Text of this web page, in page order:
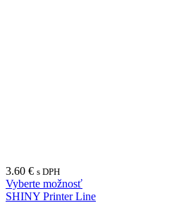
3.60 € s DPH
Vyberte možnosť
SHINY Printer Line